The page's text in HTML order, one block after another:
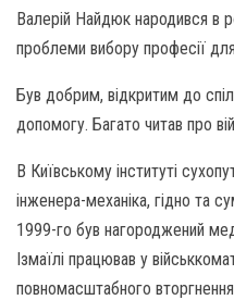
Валерій Найдюк народився в
проблеми вибору професії
Був добрим, відкритим до
допомогу. Багато читав про
В Київському інституті
інженера-механіка, гідно та
1999-го був нагороджений
Ізмаїлі працював у
повномасштабного